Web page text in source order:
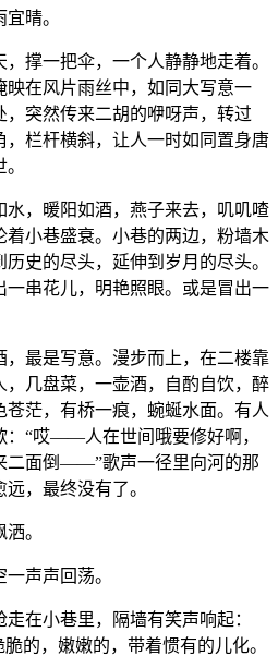
晴。
撑一把伞，一个人静静地走着。
在风片雨丝中，如同大写意一
突然传来二胡的咿呀声，转过
栏杆横斜，让人一时如同置身唐
水，暖阳如酒，燕子来去，叽叽喳
着小巷盛衰。小巷的两边，粉墙木
史的尽头，延伸到岁月的尽头。
串花儿，明艳照眼。或是冒出一
最是写意。漫步而上，在二楼靠
，几盘菜，一壶酒，自酌自饮，醉
苍茫，有桥一痕，蜿蜒水面。有人
：“哎——人在世间哦要修好啊，
二面倒——”歌声一径里向河的那
，最终没有了。
。
声声回荡。
在小巷里，隔墙有笑声响起：
的，嫩嫩的，带着惯有的儿化。